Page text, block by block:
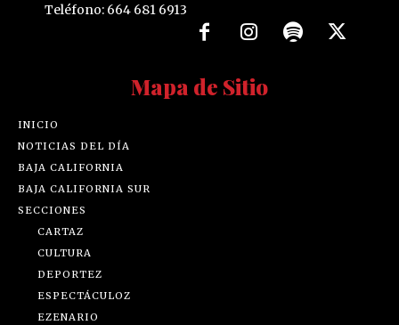
Teléfono: 664 681 6913
Mapa de Sitio
INICIO
NOTICIAS DEL DÍA
BAJA CALIFORNIA
BAJA CALIFORNIA SUR
SECCIONES
CARTAZ
CULTURA
DEPORTEZ
ESPECTÁCULOZ
EZENARIO